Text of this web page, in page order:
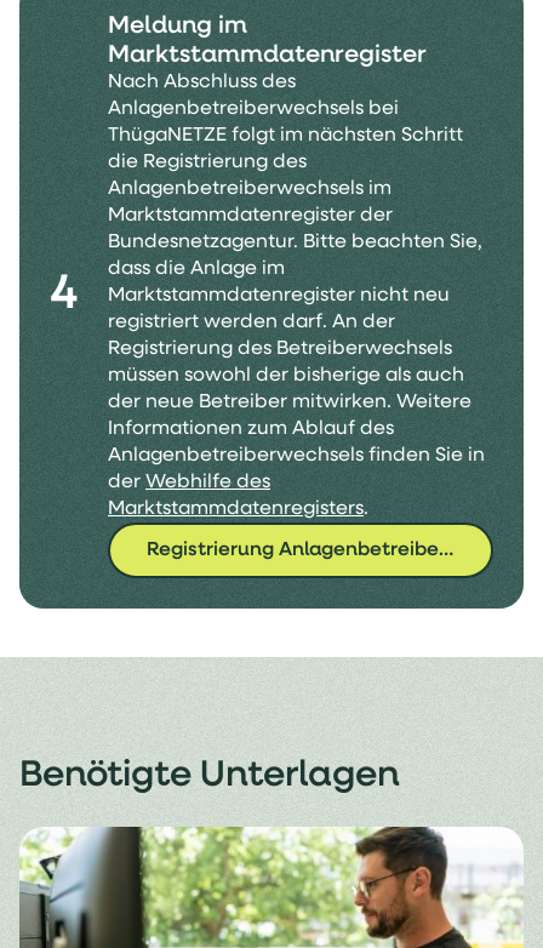
4
Meldung im
Marktstammdatenregister
Nach Abschluss des
Anlagenbetreiberwechsels bei
ThügaNETZE folgt im nächsten Schritt
die Registrierung des
Anlagenbetreiberwechsels im
Marktstammdatenregister der
Bundesnetzagentur. Bitte beachten Sie,
dass die Anlage im
Marktstammdatenregister nicht neu
registriert werden darf. An der
Registrierung des Betreiberwechsels
müssen sowohl der bisherige als auch
der neue Betreiber mitwirken. Weitere
Informationen zum Ablauf des
Anlagenbetreiberwechsels finden Sie in
der Webhilfe des
Marktstammdatenregisters.
Registrierung Anlagenbetreiberwechsel (MaStR)
Benötigte Unterlagen